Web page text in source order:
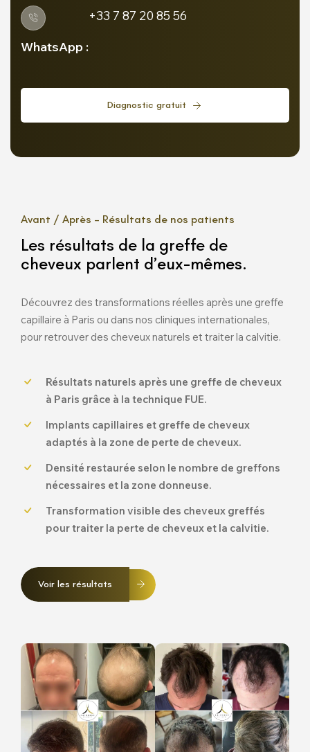
WhatsApp :
+33 7 87 20 85 56
Avant / Après – Résultats de nos patients
Les résultats de la greffe de
cheveux parlent d’eux-mêmes.
Découvrez des transformations réelles après une greffe
capillaire à Paris ou dans nos cliniques internationales,
pour retrouver des cheveux naturels et traiter la calvitie.
Résultats naturels après une greffe de cheveux
à Paris grâce à la technique FUE.
Implants capillaires et greffe de cheveux
adaptés à la zone de perte de cheveux.
Densité restaurée selon le nombre de greffons
nécessaires et la zone donneuse.
Transformation visible des cheveux greffés
pour traiter la perte de cheveux et la calvitie.
Voir les résultats